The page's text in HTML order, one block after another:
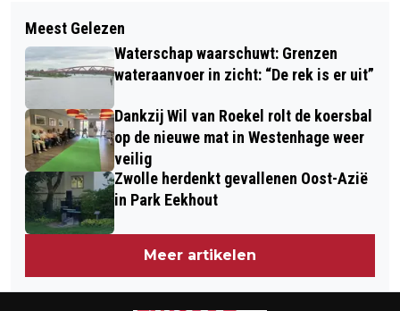
PEC ZWOLLE NEEMT HUURLING SIMON
GRAVES OVER VAN PALERMO EN
TEKENT VOOR DRIE JAAR
VOETGANGER OP DE HESSENWEG IN
HATTEM OVERLEDEN NA
DOOR
Meest Gelezen
Waterschap waarschuwt: Grenzen
wateraanvoer in zicht: “De rek is er uit”
Dankzij Wil van Roekel rolt de koersbal
op de nieuwe mat in Westenhage weer
veilig
Zwolle herdenkt gevallenen Oost-Azië
in Park Eekhout
Meer artikelen